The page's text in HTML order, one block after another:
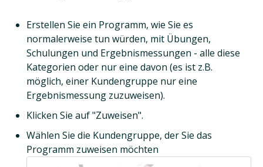
Erstellen Sie ein Programm, wie Sie es
normalerweise tun würden, mit Übungen,
Schulungen und Ergebnismessungen - alle diese
Kategorien oder nur eine davon (es ist z.B.
möglich, einer Kundengruppe nur eine
Ergebnismessung zuzuweisen).
Klicken Sie auf "Zuweisen".
Wählen Sie die Kundengruppe, der Sie das
Programm zuweisen möchten